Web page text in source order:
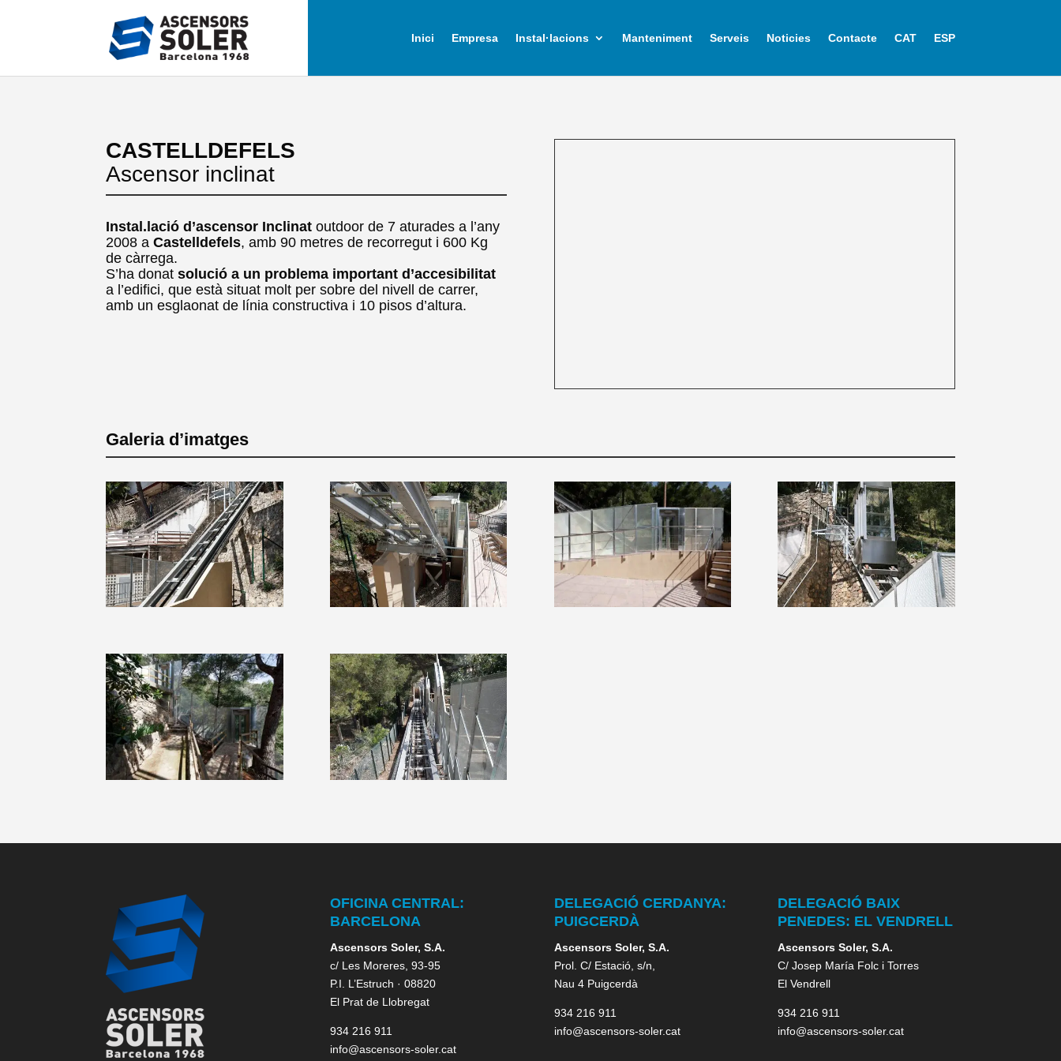
Inici Empresa Instal·lacions Manteniment Serveis Noticies Contacte CAT ESP
CASTELLDEFELS
Ascensor inclinat
Instal.lació d’ascensor Inclinatoutdoor de 7 aturades a l’any
2008 aCastelldefels, amb 90 metres de recorregut i 600 Kg
de càrrega.
S’ha donatsolució a un problema important d’accesibilitat
a l’edifici, que està situat molt per sobre del nivell de carrer,
amb un esglaonat de línia constructiva i 10 pisos d’altura.
Galeria d’imatges
OFICINA CENTRAL:
BARCELONA
Ascensors Soler, S.A.
c/ Les Moreres, 93-95
P.I. L’Estruch · 08820
El Prat de Llobregat
934 216 911
info@ascensors-soler.cat
DELEGACIÓ CERDANYA:
PUIGCERDÀ
Ascensors Soler, S.A.
Prol. C/ Estació, s/n,
Nau 4 Puigcerdà
934 216 911
info@ascensors-soler.cat
DELEGACIÓ BAIX
PENEDES: EL VENDRELL
Ascensors Soler, S.A.
C/ Josep María Folc i Torres
El Vendrell
934 216 911
info@ascensors-soler.cat